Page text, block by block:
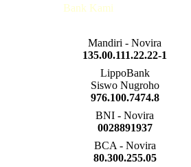
Bank Kami
Mandiri - Novira
135.00.111.22.22-1
LippoBank
Siswo Nugroho
976.100.7474.8
BNI - Novira
0028891937
BCA - Novira
80.300.255.05